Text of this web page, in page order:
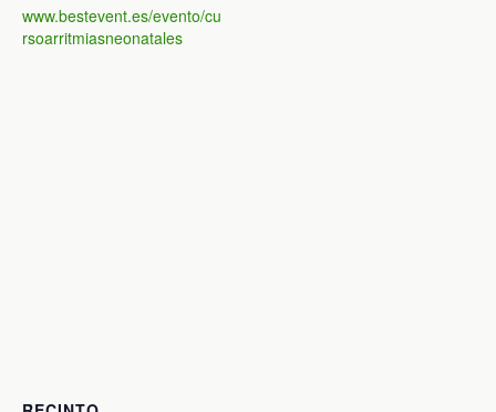
www.bestevent.es/evento/cu
rsoarritmiasneonatales